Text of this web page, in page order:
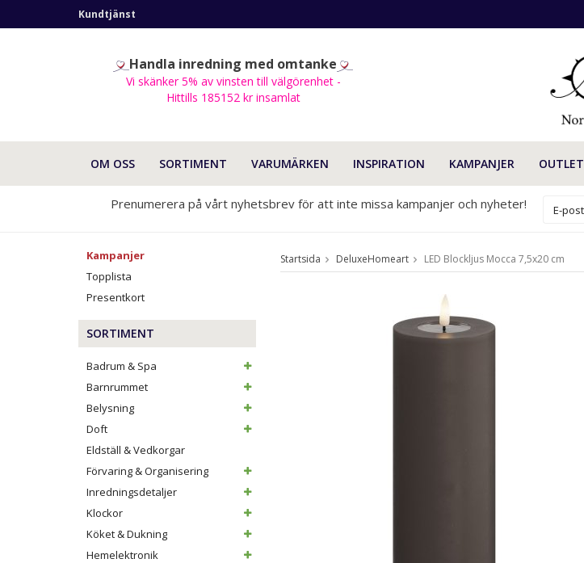
Kundtjänst
Handla inredning med omtanke
Vi skänker 5% av vinsten till välgörenhet -
Hittills 185152 kr insamlat
OM OSS SORTIMENT VARUMÄRKEN INSPIRATION KAMPANJER OUTLET
Prenumerera på vårt nyhetsbrev för att inte missa kampanjer och nyheter!
Kampanjer
Topplista
Presentkort
SORTIMENT
Badrum & Spa
Barnrummet
Belysning
Doft
Eldställ & Vedkorgar
Förvaring & Organisering
Inredningsdetaljer
Klockor
Köket & Dukning
Hemelektronik
Startsida DeluxeHomeart LED Blockljus Mocca 7,5x20 cm